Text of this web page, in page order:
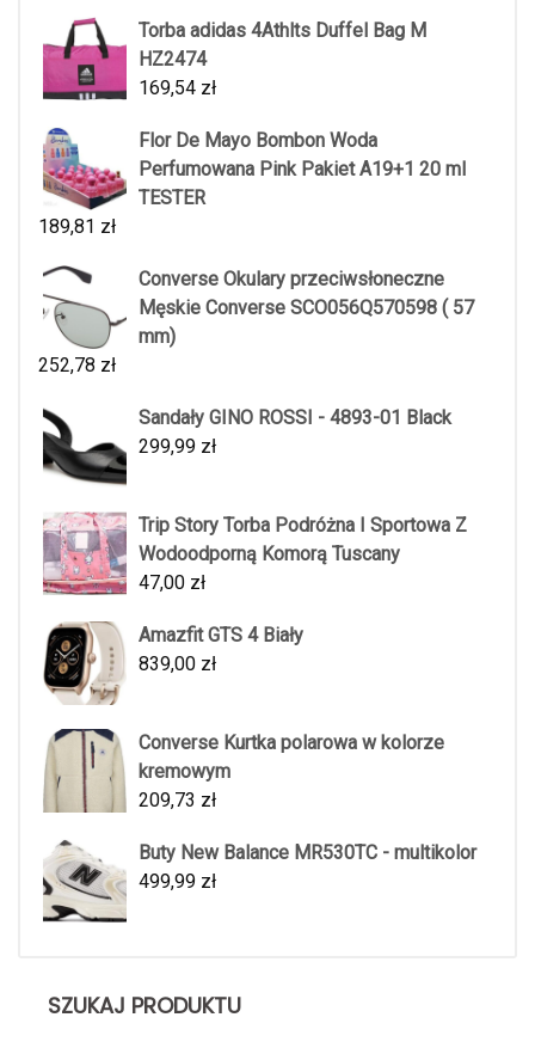
Torba adidas 4Athlts Duffel Bag M
HZ2474
169,54 zł
Flor De Mayo Bombon Woda
Perfumowana Pink Pakiet A19+1 20 ml
TESTER
189,81 zł
Converse Okulary przeciwsłoneczne
Męskie Converse SCO056Q570598 ( 57
mm)
252,78 zł
Sandały GINO ROSSI - 4893-01 Black
299,99 zł
Trip Story Torba Podróżna I Sportowa Z
Wodoodporną Komorą Tuscany
47,00 zł
Amazfit GTS 4 Biały
839,00 zł
Converse Kurtka polarowa w kolorze
kremowym
209,73 zł
Buty New Balance MR530TC - multikolor
499,99 zł
SZUKAJ PRODUKTU